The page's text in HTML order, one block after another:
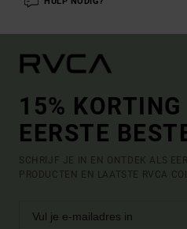
15%
EERSTE
SCHRIJF JE IN EN ONTDEK ALS
PRODUCTEN EN LAATSTE RVCA